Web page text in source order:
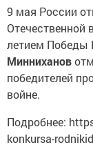
9 мая России
Отечественной
летием Победы
Минниханов
победителей
войне.
Подробнее:
konkursa-